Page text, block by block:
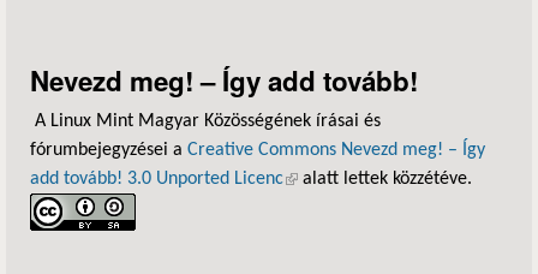
Nevezd meg! – Így add tovább!
A Linux Mint Magyar Közösségének írásai és
fórumbejegyzései a Creative Commons Nevezd meg! – Így
add tovább! 3.0 Unported Licenc(külső hivatkozás)
alatt lettek közzétéve.